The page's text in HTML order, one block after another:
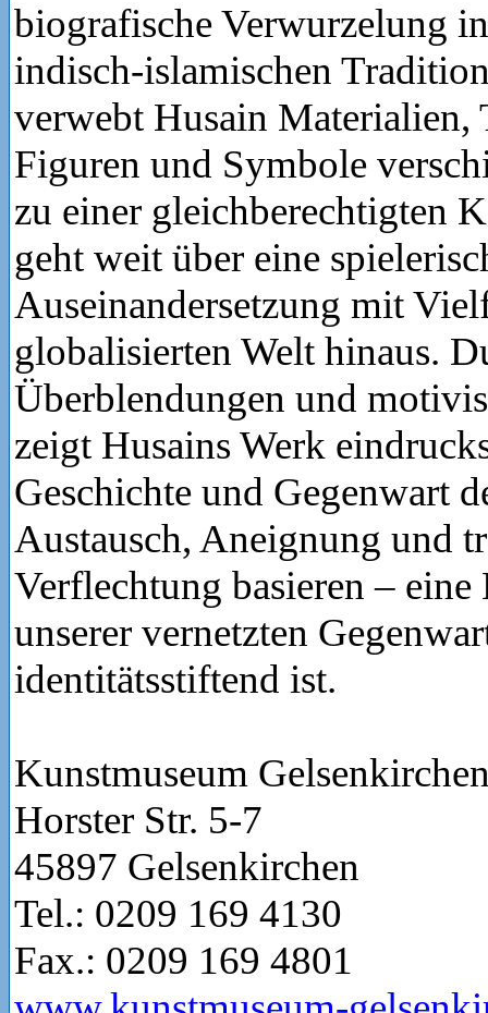
biografische Verwurzelung
indisch-islamischen
verwebt Husain Materialien,
Figuren und Symbole
zu einer gleichberechtigten
geht weit über eine
Auseinandersetzung mit
globalisierten Welt hinaus.
Überblendungen und
zeigt Husains Werk
Geschichte und Gegenwart
Austausch, Aneignung und
Verflechtung basieren –
unserer vernetzten
identitätsstiftend ist.
Kunstmuseum
Horster Str. 5-7
45897 Gelsenkirchen
Tel.: 0209 169 4130
Fax.: 0209 169 4801